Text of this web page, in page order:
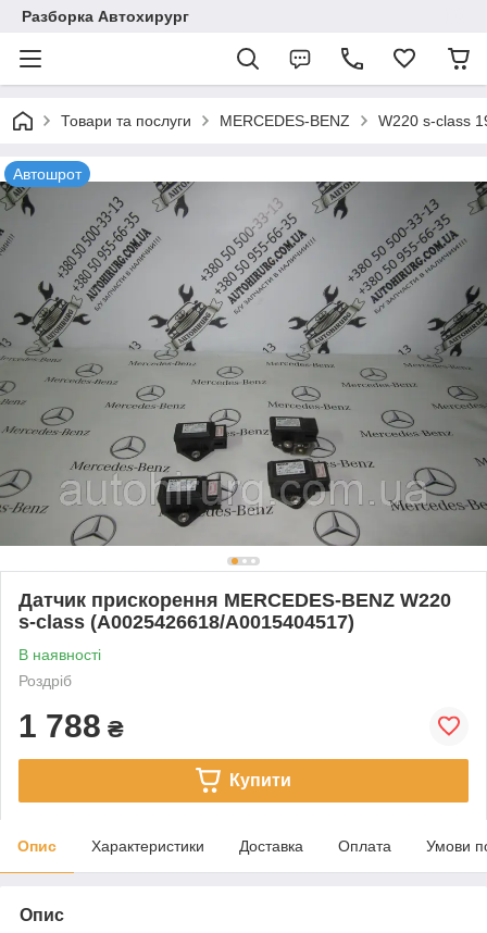
Разборка Автохирург
Товари та послуги MERCEDES-BENZ W220 s-class
Автошрот
Датчик прискорення MERCEDES-BENZ W220
s-class (A0025426618/A0015404517)
В наявності
Роздріб
1 788 ₴
Купити
Опис Характеристики Доставка Оплата Умови
Опис